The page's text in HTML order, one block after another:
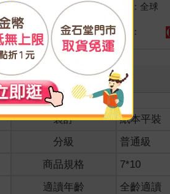
海外
國際快遞：全球
港澳店取：
裝訂
紙本平裝
分級
普通級
商品規格
7*10
適讀年齡
全齡適讀